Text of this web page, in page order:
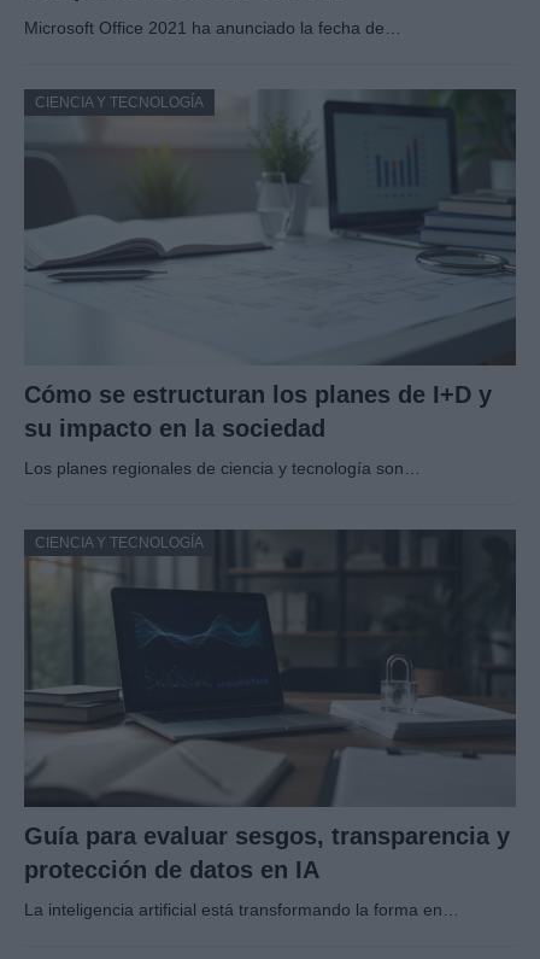
Microsoft Office 2021 ha anunciado la fecha de…
CIENCIA Y TECNOLOGÍA
Cómo se estructuran los planes de I+D y
su impacto en la sociedad
Los planes regionales de ciencia y tecnología son…
CIENCIA Y TECNOLOGÍA
Guía para evaluar sesgos, transparencia y
protección de datos en IA
La inteligencia artificial está transformando la forma en…